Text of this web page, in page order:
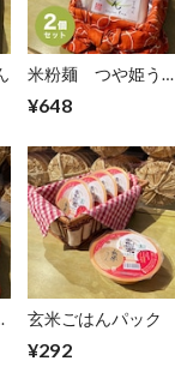
米粉麺 つや姫うど
ト）
¥648
玄米ごはんパック
¥292